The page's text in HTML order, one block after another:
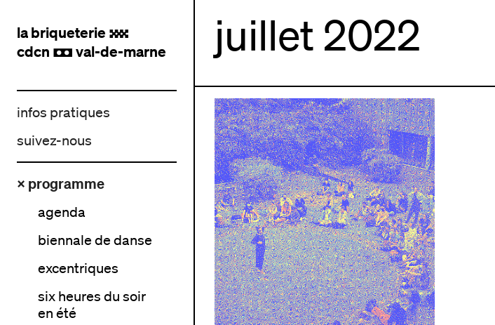
la briqueterie .
cdcn , val-de-marne
infos pratiques
suivez-nous
× programme
agenda
biennale de danse
excentriques
six heures du soir
en été
juillet 2022